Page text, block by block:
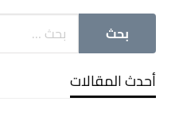
أحدث المقالات